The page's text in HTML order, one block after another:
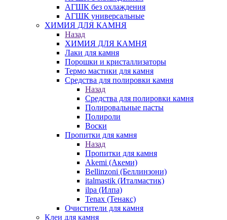
АГШК без охлаждения
АГШК универсальные
ХИМИЯ ДЛЯ КАМНЯ
Назад
ХИМИЯ ДЛЯ КАМНЯ
Лаки для камня
Порошки и кристаллизаторы
Термо мастики для камня
Средства для полировки камня
Назад
Средства для полировки камня
Полировальные пасты
Полироли
Воски
Пропитки для камня
Назад
Пропитки для камня
Akemi (Акеми)
Bellinzoni (Беллинзони)
italmastik (Италмастик)
ilpa (Илпа)
Tenax (Тенакс)
Очистители для камня
Клеи для камня